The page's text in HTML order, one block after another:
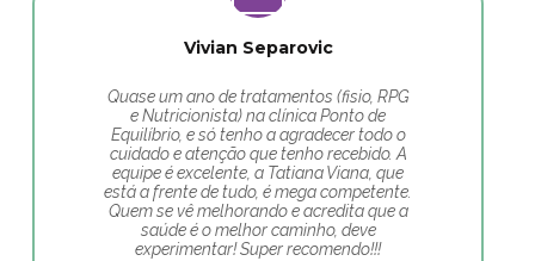
Vivian Separovic
Quase um ano de tratamentos (fisio, RPG
e Nutricionista) na clínica Ponto de
Equilíbrio, e só tenho a agradecer todo o
cuidado e atenção que tenho recebido. A
equipe é excelente, a Tatiana Viana, que
está a frente de tudo, é mega competente.
Quem se vê melhorando e acredita que a
saúde é o melhor caminho, deve
experimentar! Super recomendo!!!